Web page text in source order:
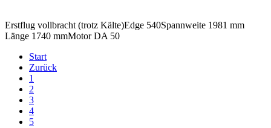
Erstflug vollbracht (trotz Kälte)Edge 540Spannweite 1981 mm
Länge 1740 mmMotor DA 50
Start
Zurück
1
2
3
4
5